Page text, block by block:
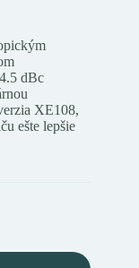
dBc
XE108,
ešte lepšie